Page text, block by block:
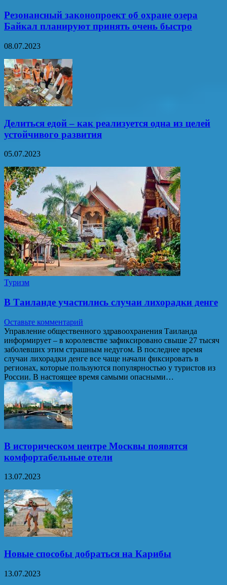
Резонансный законопроект об охране озера
Байкал планируют принять очень быстро
08.07.2023
Делиться едой – как реализуется одна из целей
устойчивого развития
05.07.2023
Туризм
В Таиланде участились случаи лихорадки денге
Оставьте комментарий
Управление общественного здравоохранения Таиланда
информирует – в королевстве зафиксировано свыше 27 тысяч
заболевших этим страшным недугом. В последнее время
случаи лихорадки денге все чаще начали фиксировать в
регионах, которые пользуются популярностью у туристов из
России. В настоящее время самыми опасными…
В историческом центре Москвы появятся
комфортабельные отели
13.07.2023
Новые способы добраться на Карибы
13.07.2023